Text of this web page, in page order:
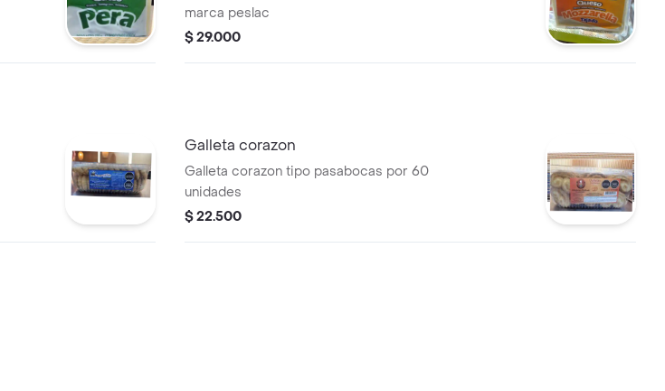
marca peslac
$ 29.000
Galleta corazon
Galleta corazon tipo pasabocas por 60
unidades
$ 22.500